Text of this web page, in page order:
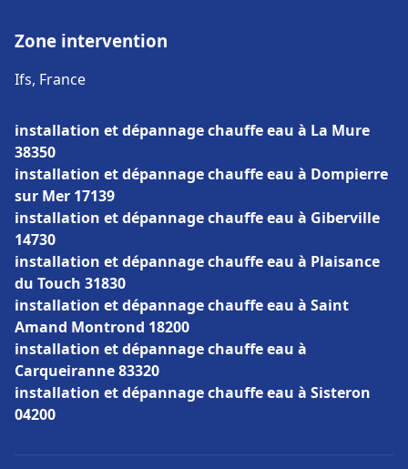
Zone intervention
Ifs, France
installation et dépannage chauffe eau à La Mure
38350
installation et dépannage chauffe eau à Dompierre
sur Mer 17139
installation et dépannage chauffe eau à Giberville
14730
installation et dépannage chauffe eau à Plaisance
du Touch 31830
installation et dépannage chauffe eau à Saint
Amand Montrond 18200
installation et dépannage chauffe eau à
Carqueiranne 83320
installation et dépannage chauffe eau à Sisteron
04200